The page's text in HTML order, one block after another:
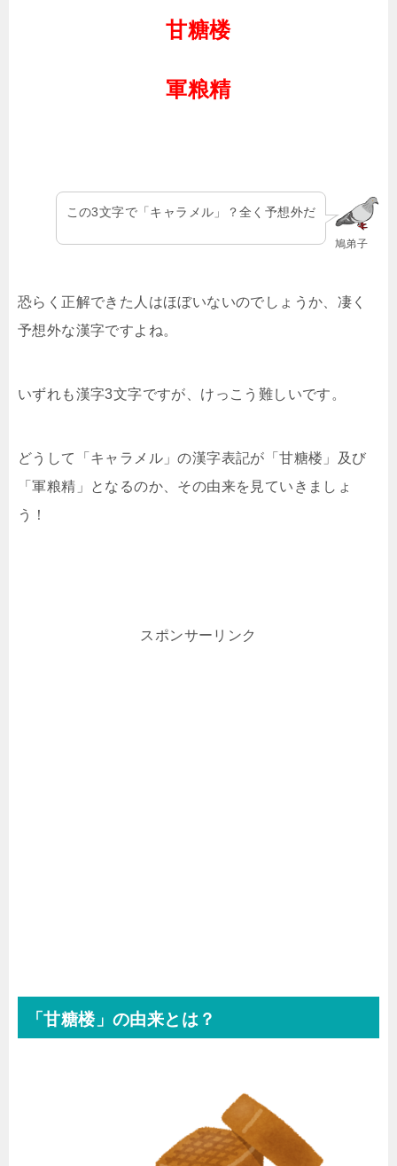
甘糖楼
軍粮精
鳩弟子
この3文字で「キャラメル」？全く予想外だ
恐らく正解できた人はほぼいないのでしょうか、凄く
予想外な漢字ですよね。
いずれも漢字3文字ですが、けっこう難しいです。
どうして「キャラメル」の漢字表記が「甘糖楼」及び
「軍粮精」となるのか、その由来を見ていきましょ
う！
スポンサーリンク
「甘糖楼」の由来とは？